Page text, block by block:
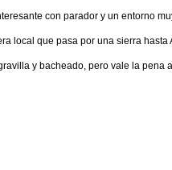
con parador y un entorno
local que pasa por una sierra hasta
y bacheado, pero vale la pena